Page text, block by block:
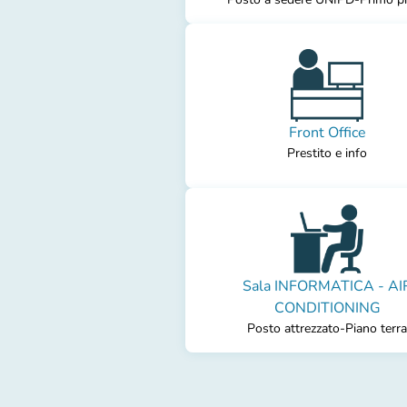
Front Office
Prestito e info
Sala INFORMATICA -
CONDITIONING
Posto attrezzato-Piano terra